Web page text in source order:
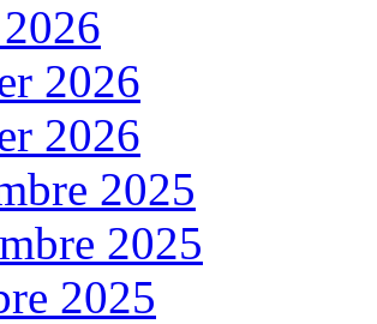
2026
2026
2025
2025
2025